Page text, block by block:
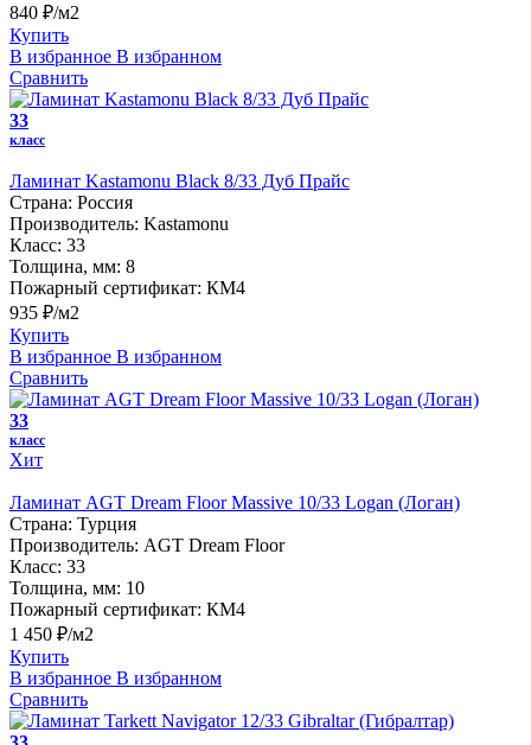
840 ₽/м2
Купить
В избранное В избранном
Сравнить
33
класс
Ламинат Kastamonu Black 8/33 Дуб Прайс
Страна: Россия
Производитель: Kastamonu
Класс: 33
Толщина, мм: 8
Пожарный сертификат: КМ4
935 ₽/м2
Купить
В избранное В избранном
Сравнить
33
класс
Хит
Ламинат AGT Dream Floor Massive 10/33 Logan (Логан)
Страна: Турция
Производитель: AGT Dream Floor
Класс: 33
Толщина, мм: 10
Пожарный сертификат: КМ4
1 450 ₽/м2
Купить
В избранное В избранном
Сравнить